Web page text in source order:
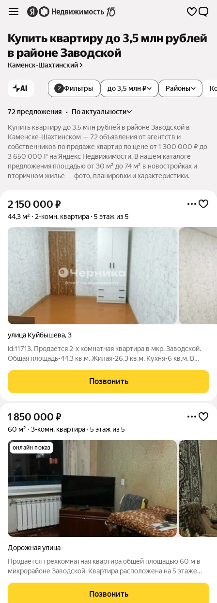
Купить квартиру до 3,5 млн рублей
в районе Заводской
Каменск-Шахтинский
AI 2 Фильтры до 3,5 млн ₽ Районы
72 предложения •
по актуальности
Купить квартиру до 3,5 млн рублей в районе Заводской в
Каменске-Шахтинском — 72 объявления от агентств и
собственников по продаже квартир по цене от 1 300 000 ₽ до
3 650 000 ₽ на Яндекс Недвижимости. В нашем каталоге
предложения площадью от 30 м² до 74 м² в новостройках и
вторичном жилье — фото, планировки и характеристики.
2 150 000 ₽
44,3 м² 2-комн. квартира 5 этаж из 5
улица Куйбышева,3
id:11713. Продается 2-х комнатная квартира в мкр. Заводской.
Общая площадь-44,3 кв.м. Жилая-26,3 кв.м. Кухня-6 кв.м. В
инфраструктура:садики,школа,магазины. Документы чистые и
готовы к быстрой
Позвонить
1 850 000 ₽
60 м² 3-комн. квартира 5 этаж из 5
онлайн показ
Дорожная улица
Продаётся трёхкомнатная квартира общей площадью 60 м в
микрорайоне Заводской. Квартира расположена на 5 этаже
радиаторы отопления, с/узел раздельный. Номер в базе 373,2
Позвонить